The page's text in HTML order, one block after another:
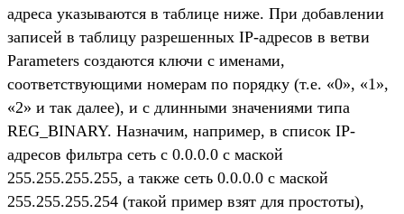
адреса указываются в таблице ниже. При добавлении
записей в таблицу разрешенных IP-адресов в ветви
Parameters создаются ключи с именами,
соответствующими номерам по порядку (т.е. «0», «1»,
«2» и так далее), и с длинными значениями типа
REG_BINARY. Назначим, например, в список IP-
адресов фильтра сеть с 0.0.0.0 с маской
255.255.255.255, а также сеть 0.0.0.0 с маской
255.255.255.254 (такой пример взят для простоты),